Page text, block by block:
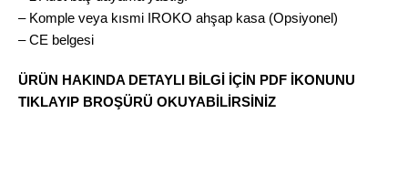
– Komple veya kısmi IROKO ahşap kasa (Opsiyonel)
– CE belgesi
ÜRÜN HAKINDA DETAYLI BİLGİ İÇİN PDF İKONUNU
TIKLAYIP BROŞÜRÜ OKUYABİLİRSİNİZ